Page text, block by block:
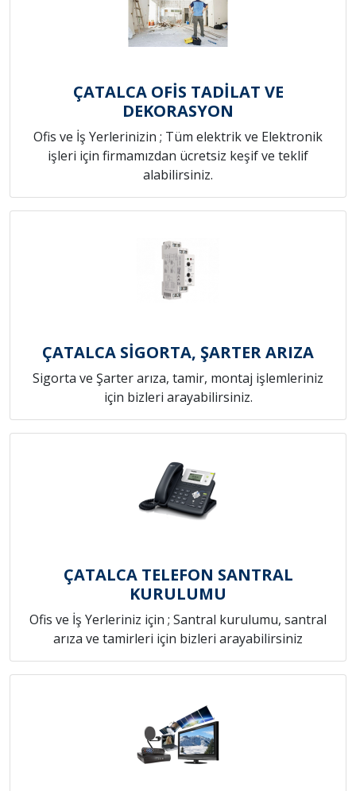
ÇATALCA OFİS TADİLAT VE
DEKORASYON
Ofis ve İş Yerlerinizin ; Tüm elektrik ve Elektronik
işleri için firmamızdan ücretsiz keşif ve teklif
alabilirsiniz.
ÇATALCA SİGORTA, ŞARTER ARIZA
Sigorta ve Şarter arıza, tamir, montaj işlemleriniz
için bizleri arayabilirsiniz.
ÇATALCA TELEFON SANTRAL
KURULUMU
Ofis ve İş Yerleriniz için ; Santral kurulumu, santral
arıza ve tamirleri için bizleri arayabilirsiniz